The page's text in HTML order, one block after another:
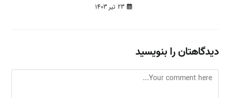
23 تیر 1403
دیدگاهتان را بنویسید